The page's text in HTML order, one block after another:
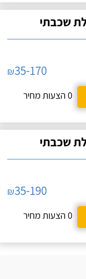
שכבתי
₪35-170
0 הצעות מחיר
שכבתי
₪35-190
0 הצעות מחיר